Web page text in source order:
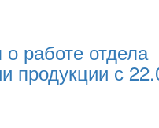
работе отдела
продукции с